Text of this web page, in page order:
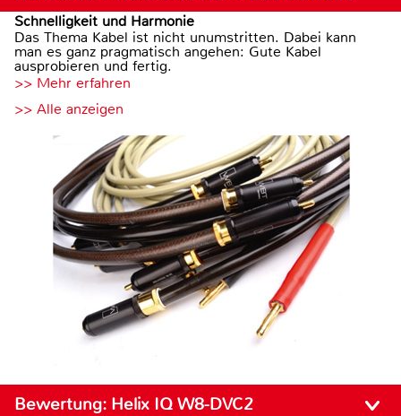
Schnelligkeit und Harmonie
Das Thema Kabel ist nicht unumstritten. Dabei kann
man es ganz pragmatisch angehen: Gute Kabel
ausprobieren und fertig.
>> Mehr erfahren
>> Alle anzeigen
Bewertung: Helix IQ W8-DVC2